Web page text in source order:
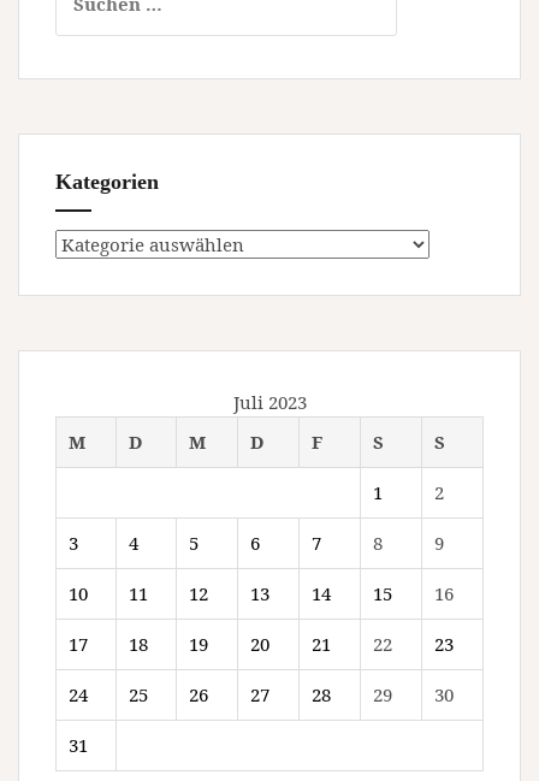
nach:
Kategorien
Kategorien
Juli 2023
M
D M D F S S
1 2
3 4 5 6 7 8 9
10 11 12 13 14 15 16
17 18 19 20 21 22 23
24 25 26 27 28 29 30
31